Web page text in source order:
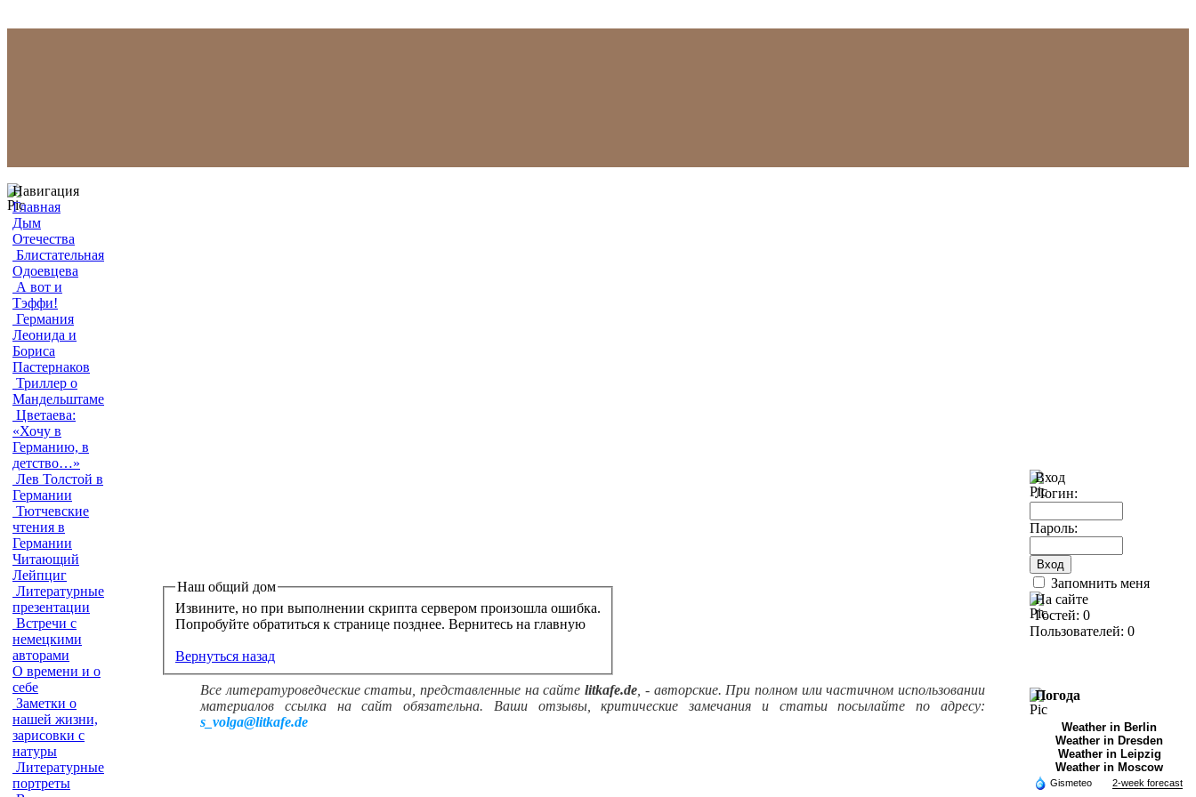
Навигация
Главная
Дым
Отечества
Блистательная
Одоевцева
А вот и
Тэффи!
Германия
Леонида и
Бориса
Пастернаков
Триллер о
Мандельштаме
Цветаева:
«Хочу в
Германию, в
детство…»
Лев Толстой в
Германии
Тютчевские
чтения в
Германии
Читающий
Лейпциг
Литературные
презентации
Встречи с
немецкими
авторами
О времени и о
себе
Заметки о
нашей жизни,
зарисовки с
натуры
Литературные
портреты
Наш общий дом
Извините, но при выполнении скрипта сервером произошла ошибка.
Попробуйте обратиться к странице позднее. Вернитесь на главную
Вернуться назад
Все литературоведческие статьи, представленные на сайтеlitkafe.de , - авторские. При полном или частичном использовании
материалов ссылка на сайт обязательна. Ваши отзывы, критические замечания и статьи посылайте по адресу:
s_volga@litkafe.de
Вход
Логин:
Пароль:
Запомнить меня
На сайте
Гостей: 0
Пользователей: 0
Погода
Weather in Berlin
Weather in Dresden
Weather in Leipzig
Weather in Moscow
Gismeteo 2-week forecast